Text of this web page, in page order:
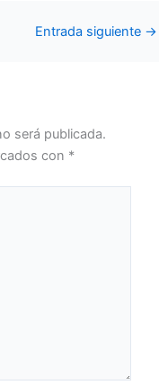
Entrada siguiente →
será publicada.
con *